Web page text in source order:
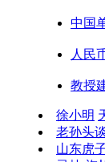
中国
人民
教授
徐小明
老孙头
山东虎